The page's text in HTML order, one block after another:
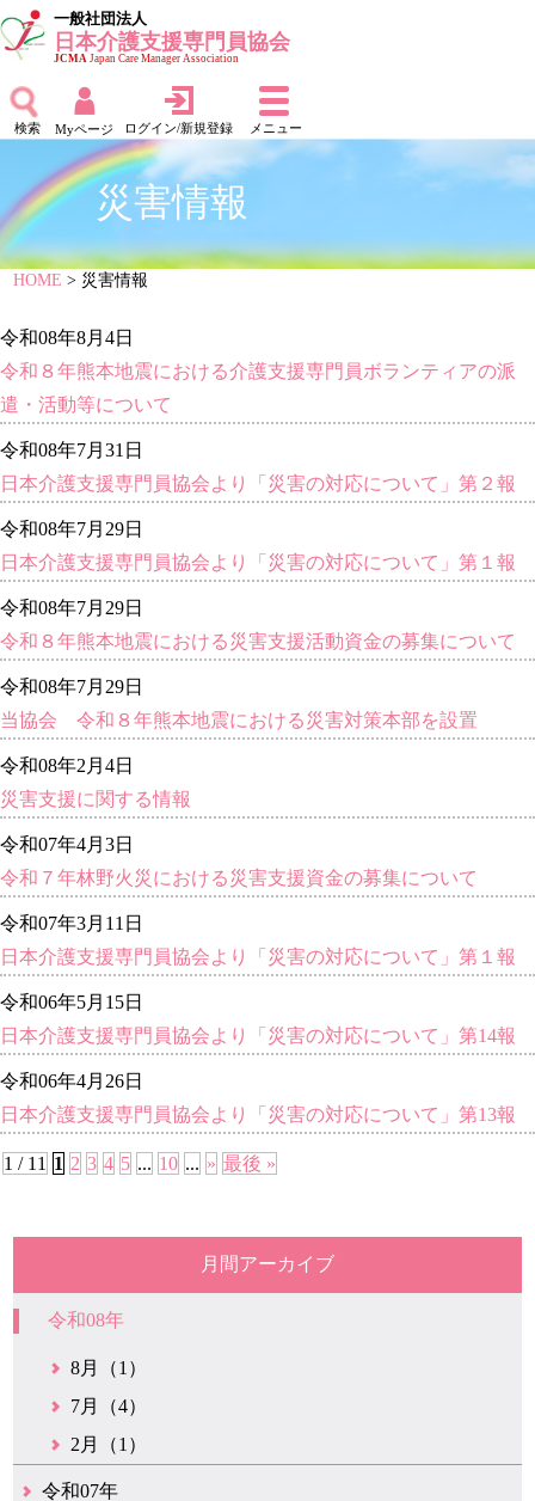
一般社団法人
日本介護支援専門員協会
JCMAJapan Care Manager Association
検索 Myページ ログイン/新規登録 メニュー
災害情報
HOME > 災害情報
令和08年8月4日
令和８年熊本地震における介護支援専門員ボランティアの派
遣・活動等について
令和08年7月31日
日本介護支援専門員協会より「災害の対応について」第２報
令和08年7月29日
日本介護支援専門員協会より「災害の対応について」第１報
令和08年7月29日
令和８年熊本地震における災害支援活動資金の募集について
令和08年7月29日
当協会 令和８年熊本地震における災害対策本部を設置
令和08年2月4日
災害支援に関する情報
令和07年4月3日
令和７年林野火災における災害支援資金の募集について
令和07年3月11日
日本介護支援専門員協会より「災害の対応について」第１報
令和06年5月15日
日本介護支援専門員協会より「災害の対応について」第14報
令和06年4月26日
日本介護支援専門員協会より「災害の対応について」第13報
1 / 11 1 2 3 4 5 ... 10 ... » 最後 »
月間アーカイブ
令和08年
8月（1）
7月（4）
2月（1）
令和07年